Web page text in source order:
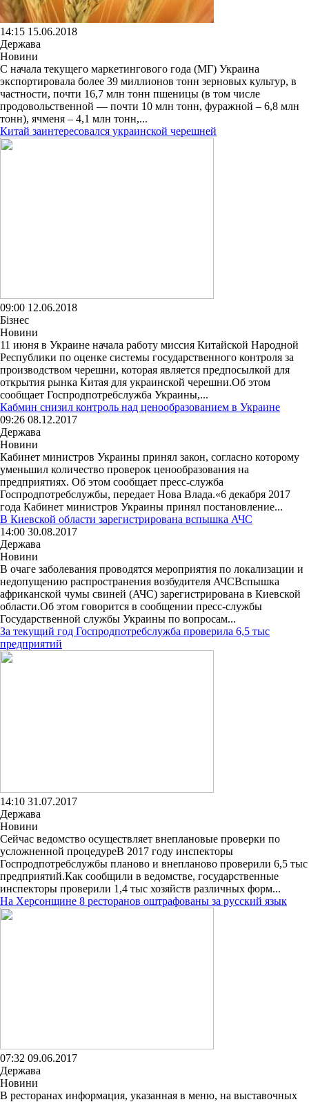
14:15 15.06.2018
Держава
Новини
С начала текущего маркетингового года (МГ) Украина
экспортировала более 39 миллионов тонн зерновых культур, в
частности, почти 16,7 млн тонн пшеницы (в том числе
продовольственной — почти 10 млн тонн, фуражной – 6,8 млн
тонн), ячменя – 4,1 млн тонн,...
Китай заинтересовался украинской черешней
09:00 12.06.2018
Бізнес
Новини
11 июня в Украине начала работу миссия Китайской Народной
Республики по оценке системы государственного контроля за
производством черешни, которая является предпосылкой для
открытия рынка Китая для украинской черешни.Об этом
сообщает Госпродпотребслужба Украины,...
Кабмин снизил контроль над ценообразованием в Украине
09:26 08.12.2017
Держава
Новини
Кабинет министров Украины принял закон, согласно которому
уменьшил количество проверок ценообразования на
предприятиях. Об этом сообщает пресс-служба
Госпродпотребслужбы, передает Нова Влада.«6 декабря 2017
года Кабинет министров Украины принял постановление...
В Киевской области зарегистрирована вспышка АЧС
14:00 30.08.2017
Держава
Новини
В очаге заболевания проводятся мероприятия по локализации и
недопущению распространения возбудителя АЧСВспышка
африканской чумы свиней (АЧС) зарегистрирована в Киевской
области.Об этом говорится в сообщении пресс-службы
Государственной службы Украины по вопросам...
За текущий год Госпродпотребслужба проверила 6,5 тыс
предприятий
14:10 31.07.2017
Держава
Новини
Сейчас ведомство осуществляет внеплановые проверки по
усложненной процедуреВ 2017 году инспекторы
Госпродпотребслужбы планово и внепланово проверили 6,5 тыс
предприятий.Как сообщили в ведомстве, государственные
инспекторы проверили 1,4 тыс хозяйств различных форм...
На Херсонщине 8 ресторанов оштрафованы за русский язык
07:32 09.06.2017
Держава
Новини
В ресторанах информация, указанная в меню, на выставочных